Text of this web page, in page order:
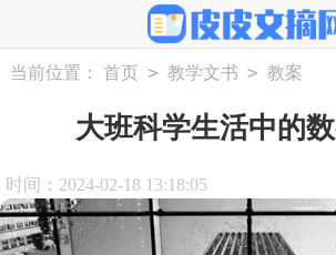
当前位置： 首页 > 教学文书 > 教案
大班科学生活中的
时间：2024-02-18 13:18:05